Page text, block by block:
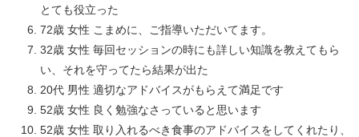
とても役立った
72歳 女性 こまめに、ご指導いただいてます。
32歳 女性 毎回セッションの時にも詳しい知識を教えてもら
い、それを守ってたら結果が出た
20代 男性 適切なアドバイスがもらえて満足です
52歳 女性 良く勉強なさっていると思います
52歳 女性 取り入れるべき食事のアドバイスをしてくれたり、